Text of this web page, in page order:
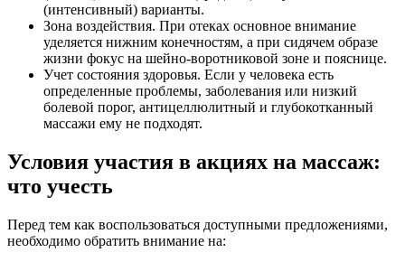
(интенсивный) варианты.
Зона воздействия. При отеках основное внимание
уделяется нижним конечностям, а при сидячем образе
жизни фокус на шейно-воротниковой зоне и пояснице.
Учет состояния здоровья. Если у человека есть
определенные проблемы, заболевания или низкий
болевой порог, антицеллюлитный и глубокотканный
массажи ему не подходят.
Условия участия в акциях на массаж:
что учесть
Перед тем как воспользоваться доступными предложениями,
необходимо обратить внимание на: